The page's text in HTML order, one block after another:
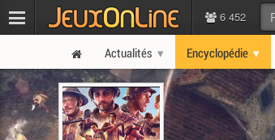
6 452
Actualités Encyclopédie